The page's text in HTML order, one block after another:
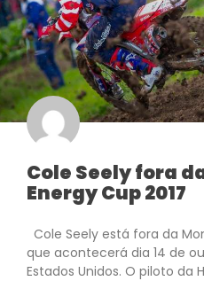
Cole Seely fora
Energy Cup 2017
Cole Seely está fora da
que acontecerá dia 14 de
Estados Unidos. O piloto da